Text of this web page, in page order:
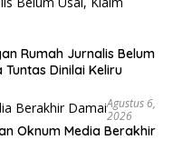
Rumah Jurnalis Belum
Dinilai Keliru
Agustus 6,
2026
Oknum Media Berakhir